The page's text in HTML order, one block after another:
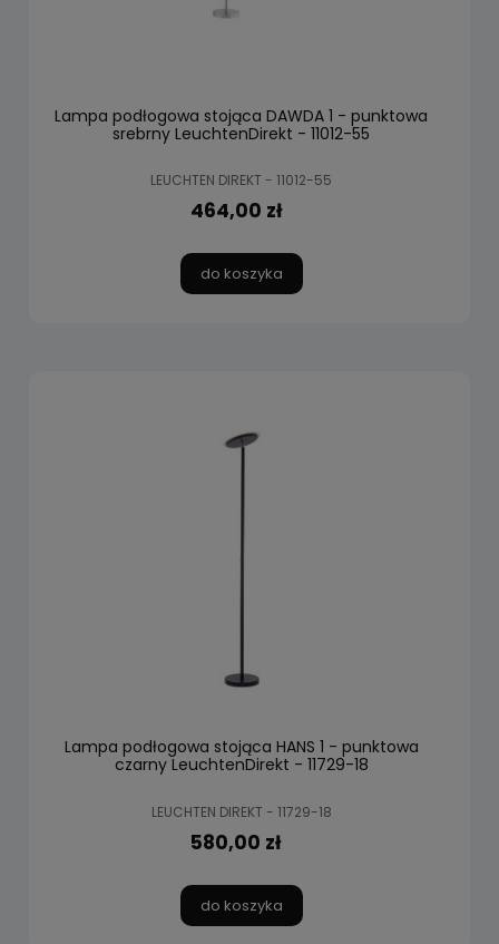
Lampa podłogowa stojąca DAWDA 1 - punktowa
srebrny LeuchtenDirekt - 11012-55
LEUCHTEN DIREKT - 11012-55
464,00 zł
do koszyka
Lampa podłogowa stojąca HANS 1 - punktowa
czarny LeuchtenDirekt - 11729-18
LEUCHTEN DIREKT - 11729-18
580,00 zł
do koszyka